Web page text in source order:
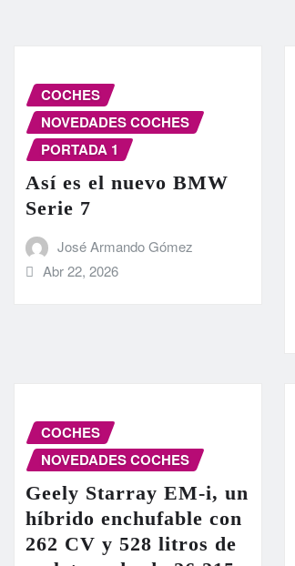
COCHES
NOVEDADES COCHES
PORTADA 1
Así es el nuevo BMW
Serie 7
José Armando Gómez
Abr 22, 2026
COCHES
NOVEDADES COCHES
Geely Starray EM-i, un
híbrido enchufable con
262 CV y 528 litros de